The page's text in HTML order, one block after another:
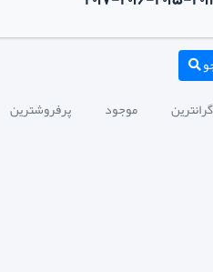
گرانترین موجود پرفروشترین